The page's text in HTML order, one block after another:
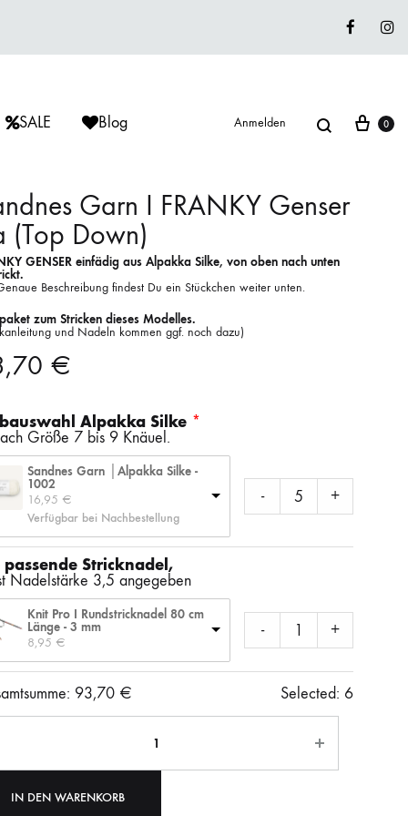
ÈRIU
ISAGER
LAINES DU NORD
LITLG (LIFE IN THE LONG GRASS)
SOCKENWOLLE
ISAGER
MUUD LIVING
WOLLE + STAUNE
ISAGER
LANA GROSSA
ROWAN
ANDERE SCHÖNE BÜCHER
SALE Blog Anmelden Suche
Lieblingswolle
Strickkits
0
Garn I FRANKY Genser
(Top Down)
GENSER einfädig aus Alpakka Silke, von oben nach unten
Beschreibung findest Du ein Stückchen weiter unten.
zum Stricken dieses Modelles.
und Nadeln kommen ggf. noch dazu)
€
Alpakka Silke
Größe 7 bis 9 Knäuel.
Sandnes Garn │Alpakka Silke -
1002
16,95 €
Verfügbar bei Nachbestellung
- +
passende Stricknadel,
Nadelstärke 3,5 angegeben
Knit Pro I Rundstricknadel 80 cm
Länge - 3 mm
8,95 €
- +
93,70 € Selected: 6
IN DEN WARENKORB